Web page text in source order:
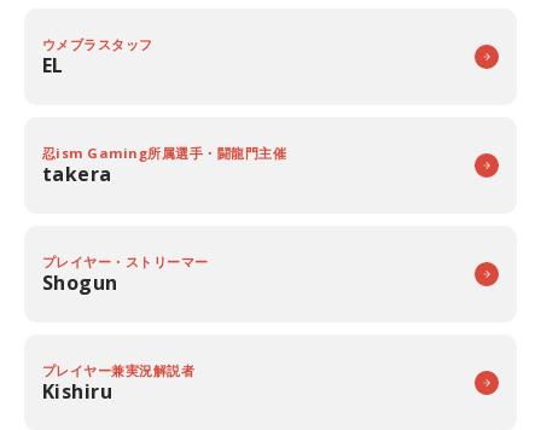
ウメブラスタッフ
EL
忍ism Gaming所属選手・闘龍門主催
takera
プレイヤー・ストリーマー
Shogun
プレイヤー兼実況解説者
Kishiru